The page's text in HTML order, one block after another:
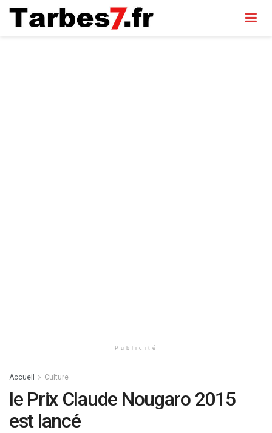
Publicité
Accueil Culture
le Prix Claude Nougaro 2015
est lancé